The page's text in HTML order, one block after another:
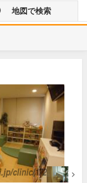
地図で検索